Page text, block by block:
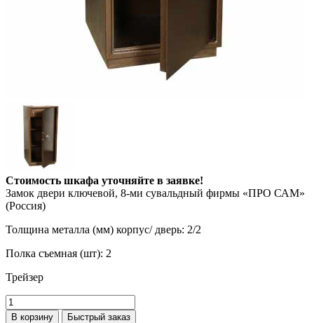
Стоимость шкафа уточняйте в заявке!
Замок двери ключевой, 8-ми сувальдный фирмы «ПРО САМ»
(Россия)
Толщина металла (мм) корпус/ дверь: 2/2
Полка съемная (шт): 2
Трейзер
В корзину Быстрый заказ